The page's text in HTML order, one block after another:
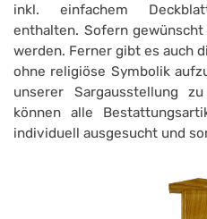
inkl. einfachem
enthalten. Sofern
werden. Ferner gibt es auch
ohne religiöse Symbolik
unserer Sargausstellung
können alle
individuell ausgesucht und